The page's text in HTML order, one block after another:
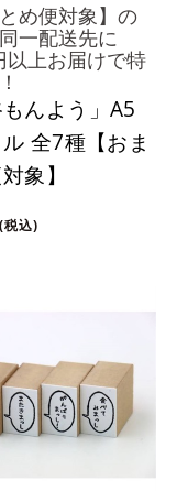
とめ便対象】の
一配送先に
以上お届けで特
もんよう」A5
全7種【おま
象】
(税込)